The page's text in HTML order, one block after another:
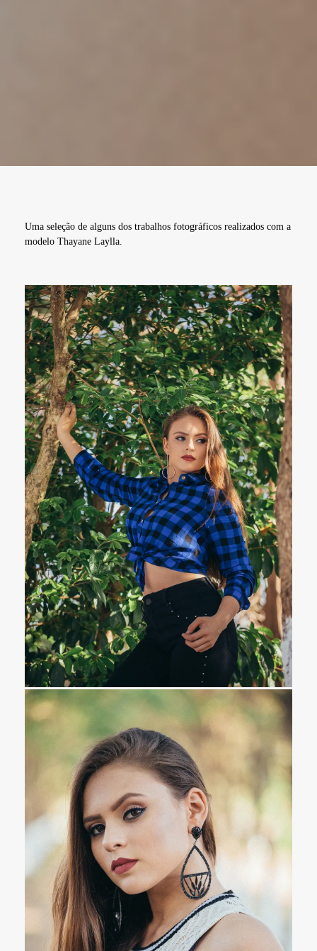
Uma seleção de alguns dos trabalhos fotográficos realizados com a
modelo Thayane Laylla.